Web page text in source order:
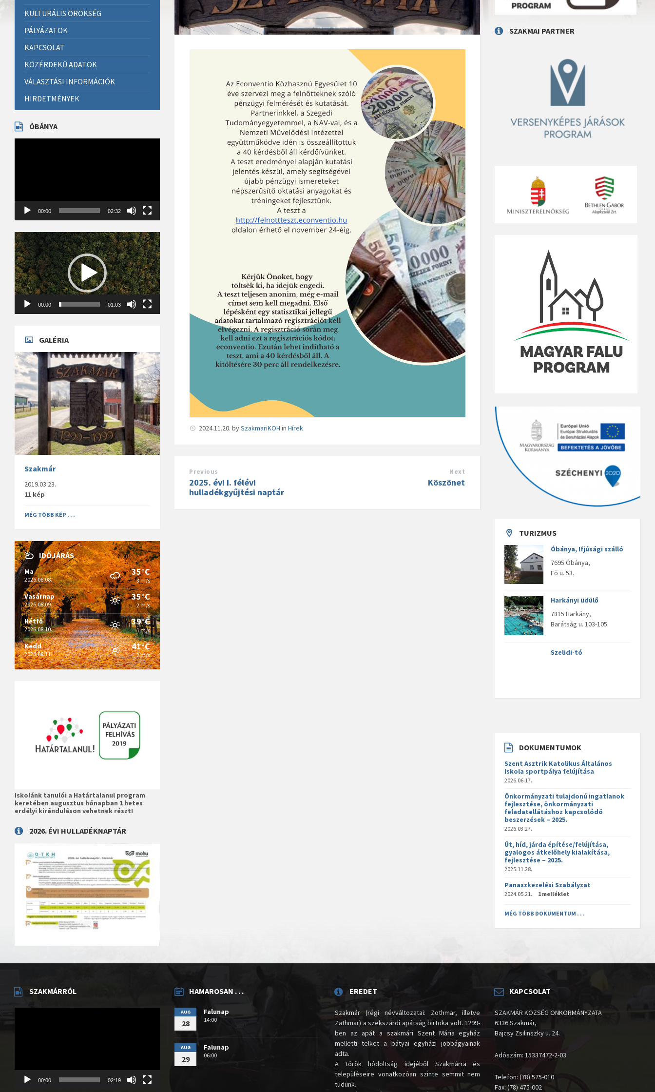
2024.11.20.bySzakmariKOH inHírek
Previous
2025. évi I. félévi
hulladékgyűjtési naptár
Next
Köszönet
KULTURÁLIS ÖRÖKSÉG
PÁLYÁZATOK
KAPCSOLAT
KÖZÉRDEKŰ ADATOK
VÁLASZTÁSI INFORMÁCIÓK
HIRDETMÉNYEK
ÓBÁNYA
00:00 02:32
Videólejátszó
00:00 01:03
GALÉRIA
Szakmár
2019.03.23.
11 kép
MÉG TÖBB KÉP . . .
IDŐJÁRÁS
Ma
2026.08.08.
35°C
3 m/s
Vasárnap
2026.08.09.
35°C
2 m/s
Hétfő
2026.08.10.
39°C
1 m/s
Kedd
2026.08.11.
41°C
2 m/s
Iskolánk tanulói a Határtalanul program
keretében augusztus hónapban 1 hetes
erdélyi kiránduláson vehetnek részt!
2026. ÉVI HULLADÉKNAPTÁR
SZAKMAI PARTNER
TURIZMUS
Óbánya, Ifjúsági szálló
7695 Óbánya,
Fő u. 53.
Harkányi üdülő
7815 Harkány,
Barátság u. 103-105.
Szelidi-tó
DOKUMENTUMOK
Szent Asztrik Katolikus Általános
Iskola sportpálya felújítása
2026.06.17.
Önkormányzati tulajdonú ingatlanok
fejlesztése, önkormányzati
feladatellátáshoz kapcsolódó
beszerzések – 2025.
2026.03.27.
Út, híd, járda építése/felújítása,
gyalogos átkelőhely kialakítása,
fejlesztése – 2025.
2025.11.28.
Panaszkezelési Szabályzat
2024.05.21. 1 melléklet
MÉG TÖBB DOKUMENTUM . . .
SZAKMÁRRÓL
00:00 02:19
HAMAROSAN . . .
AUG
28
Falunap
14:00
AUG
29
Falunap
06:00
EREDET
Szakmár (régi névváltozatai: Zothmar, illetve
Zathmar) a szekszárdi apátság birtoka volt. 1299-
ben az apát a szakmári Szent Mária egyház
melletti telket a bátyai egyházi jobbágyainak
adta.
A török hódoltság idejéből Szakmárra és
településeire vonatkozóan szinte semmit nem
tudunk.
KAPCSOLAT
SZAKMÁR KÖZSÉG ÖNKORMÁNYZATA
6336 Szakmár,
Bajcsy Zsilinszky u. 24.
Adószám: 15337472-2-03
Telefon: (78) 575-010
Fax: (78) 475-002